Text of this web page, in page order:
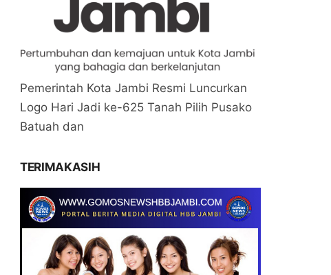
Pemerintah Kota Jambi Resmi Luncurkan
Logo Hari Jadi ke-625 Tanah Pilih Pusako
Batuah dan
TERIMAKASIH